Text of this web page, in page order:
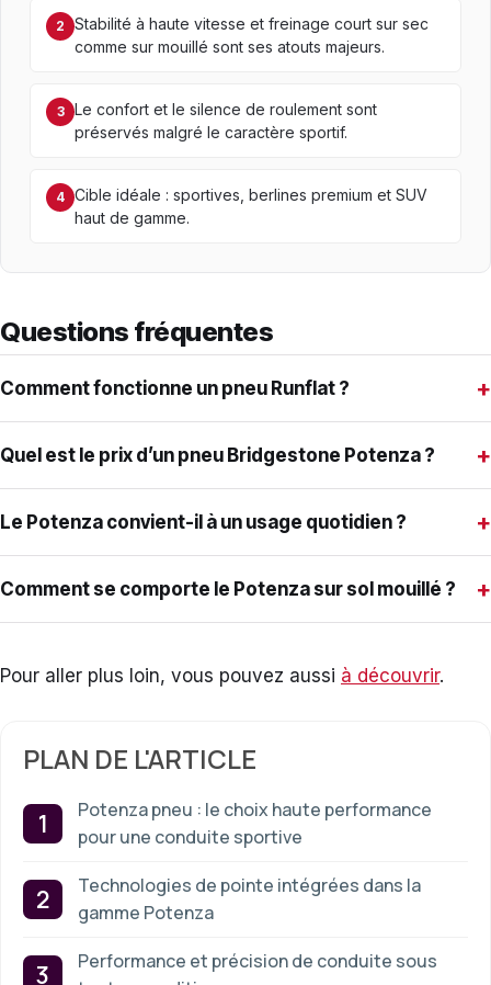
2
Stabilité à haute vitesse et freinage court sur sec
comme sur mouillé sont ses atouts majeurs.
3
Le confort et le silence de roulement sont
préservés malgré le caractère sportif.
4 Cible idéale : sportives, berlines premium et SUV
haut de gamme.
Questions fréquentes
Comment fonctionne un pneu Runflat ? +
Quel est le prix d’un pneu Bridgestone Potenza ? +
Le Potenza convient-il à un usage quotidien ? +
Comment se comporte le Potenza sur sol mouillé ? +
Pour aller plus loin, vous pouvez aussi à découvrir.
PLAN DE L'ARTICLE
Potenza pneu : le choix haute performance
pour une conduite sportive
Technologies de pointe intégrées dans la
gamme Potenza
Performance et précision de conduite sous